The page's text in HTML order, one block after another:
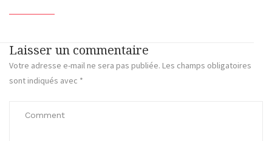
Laisser un commentaire
Votre adresse e-mail ne sera pas publiée. Les champs obligatoires
sont indiqués avec *